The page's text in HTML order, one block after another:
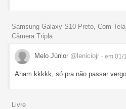
Samsung Galaxy S10 Preto, Com
Câmera Tripla
Melo Júnior @leniciojr - em 01/
Aham kkkkk, só pra não passar
Livre